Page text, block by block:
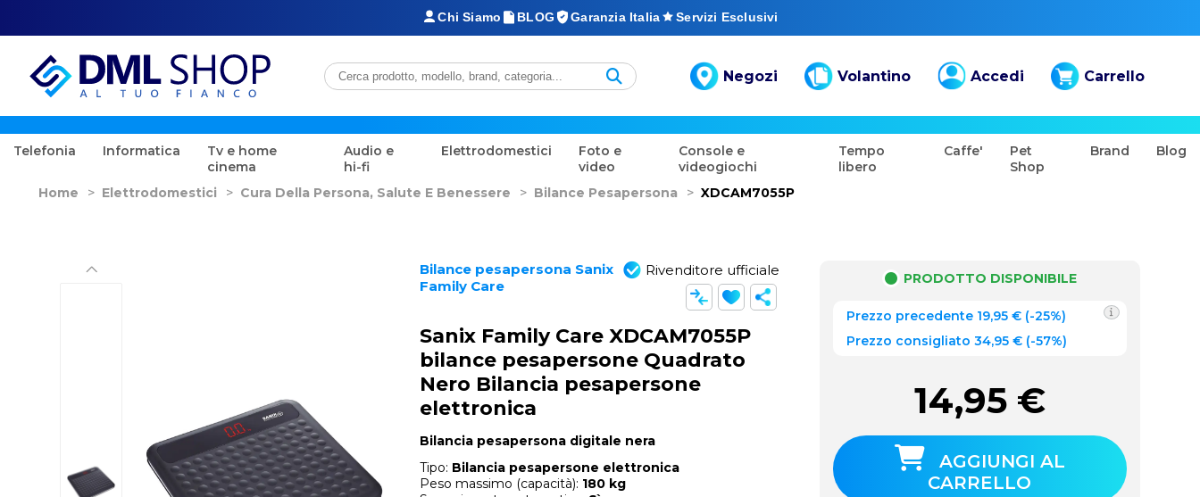
Chi Siamo BLOG Garanzia Italia Servizi Esclusivi
Negozi Volantino Accedi Carrello
Telefonia Informatica
Tv e home
cinema
Audio e
hi-fi
Elettrodomestici
Foto e
video
Console e
videogiochi
Tempo
libero
Caffe'
Pet
Shop
Brand Blog
Home > Elettrodomestici > Cura Della Persona, Salute E Benessere > Bilance Pesapersona > XDCAM7055P
Bilance pesapersona Sanix
Family Care
Rivenditore ufficiale
Sanix Family Care XDCAM7055P
bilance pesapersone Quadrato
Nero Bilancia pesapersone
elettronica
Bilancia pesapersona digitale nera
Tipo: Bilancia pesapersone elettronica
Peso massimo (capacità): 180 kg
PRODOTTO DISPONIBILE
Prezzo precedente 19,95 € (-25%)
Prezzo consigliato 34,95 € (-57%)
14,95 €
AGGIUNGI AL
CARRELLO